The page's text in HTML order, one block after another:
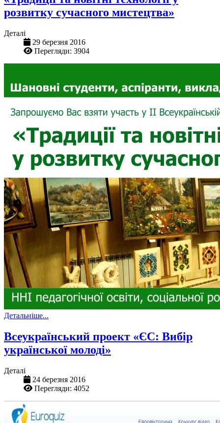
розвитку сучасного мистецтва»
Деталі
29 березня 2016
Перегляди: 3904
Детальніше...
Всеукраїнський проект «ЄС: Вибір
української молоді»
Деталі
24 березня 2016
Перегляди: 4052